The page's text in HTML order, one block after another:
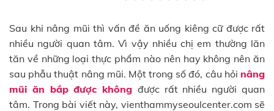
Sau khi nâng mũi thì vấn đề ăn uống kiêng cữ được rất
nhiều người quan tâm. Vì vậy nhiều chị em thường lăn
tăn về những loại thực phẩm nào nên hay không nên ăn
sau phẫu thuật nâng mũi. Một trong số đó, câu hỏi nâng
mũi ăn bắp được không được rất nhiều người quan
tâm. Trong bài viết này, vienthammyseoulcenter.com sẽ